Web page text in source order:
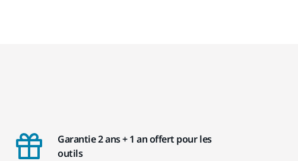
Garantie 2 ans + 1 an offert pour les
outils